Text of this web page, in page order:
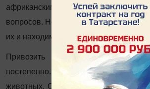
африканскими животными, и
вопросов. Но мы теперь можем
их и находимся на финишной прямой».
Привозить животных из
постепенно. В столицу Татарстана
животных. Среди них гамадрилы,